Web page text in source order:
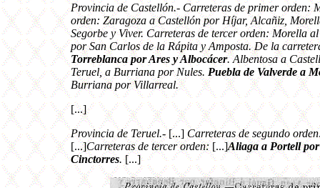
Provincia de Castellón.- Carreteras de primer orden:
orden: Zaragoza a Castellón por Híjar, Alcañiz,
Segorbe y Viver. Carreteras de tercer orden: Morella
por San Carlos de la Rápita y Amposta. De la
Torreblanca por Ares y Albocácer. Albentosa a
Teruel, a Burriana por Nules. Puebla de Valverde a
Burriana por Villarreal.
[...]
Provincia de Teruel.-[...] Carreteras de segundo
[...]Carreteras de tercer orden:[...]Aliaga a Portell
Cinctorres.[...]